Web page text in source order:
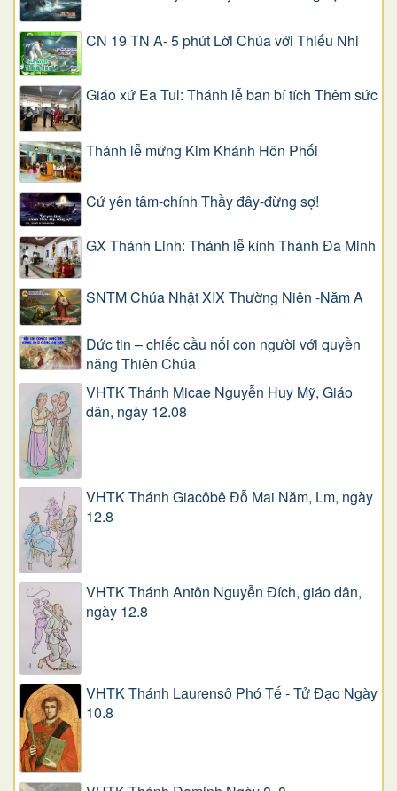
CN 19 TN A- 5 phút Lời Chúa với Thiếu Nhi
Giáo xứ Ea Tul: Thánh lễ ban bí tích Thêm sức
Thánh lễ mừng Kim Khánh Hôn Phối
Cứ yên tâm-chính Thầy đây-đừng sợ!
GX Thánh Linh: Thánh lễ kính Thánh Đa Minh
SNTM Chúa Nhật XIX Thường Niên -Năm A
Đức tin – chiếc cầu nối con người với quyền
năng Thiên Chúa
VHTK Thánh Micae Nguyễn Huy Mỹ, Giáo
dân, ngày 12.08
VHTK Thánh Giacôbê Ðỗ Mai Năm, Lm, ngày
12.8
VHTK Thánh Antôn Nguyễn Ðích, giáo dân,
ngày 12.8
VHTK Thánh Laurensô Phó Tế - Tử Đạo Ngày
10.8